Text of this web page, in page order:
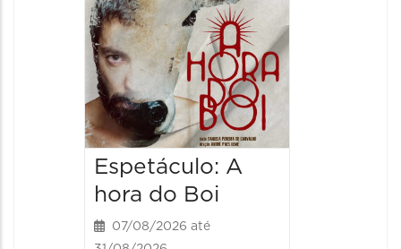
Espetáculo: A
hora do Boi
07/08/2026 até